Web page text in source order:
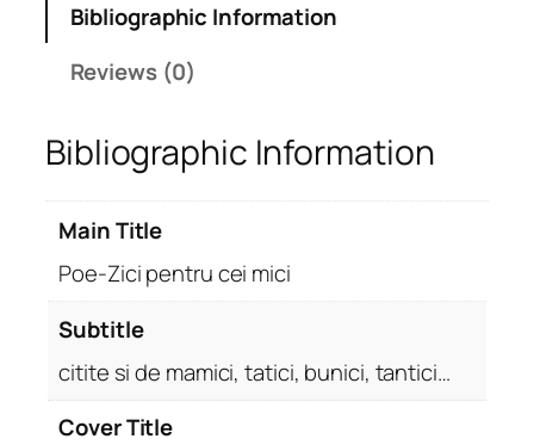
Bibliographic Information
Reviews (0)
Bibliographic Information
Main Title
Poe-Zici pentru cei mici
Subtitle
citite si de mamici, tatici, bunici, tantici…
Cover Title